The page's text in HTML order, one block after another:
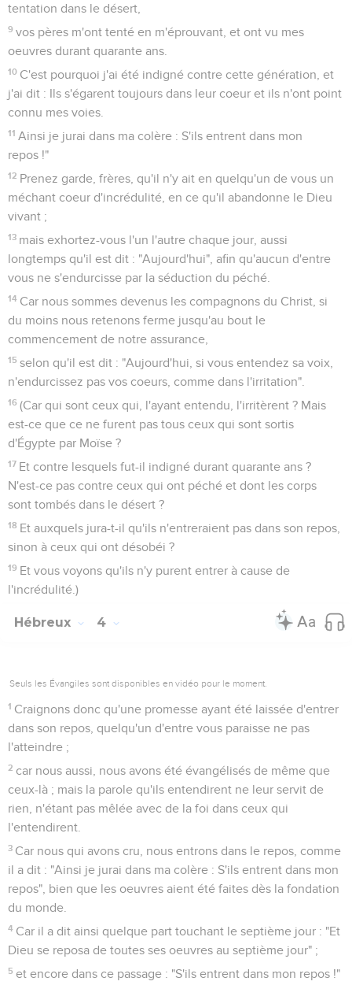
tentation dans le désert,
9 vos pères m'ont tenté en m'éprouvant, et ont vu mes
oeuvres durant quarante ans.
10 C'est pourquoi j'ai été indigné contre cette génération, et
j'ai dit : Ils s'égarent toujours dans leur coeur et ils n'ont point
connu mes voies.
11 Ainsi je jurai dans ma colère : S'ils entrent dans mon
repos !"
12 Prenez garde, frères, qu'il n'y ait en quelqu'un de vous un
méchant coeur d'incrédulité, en ce qu'il abandonne le Dieu
vivant ;
13 mais exhortez-vous l'un l'autre chaque jour, aussi
longtemps qu'il est dit : "Aujourd'hui", afin qu'aucun d'entre
vous ne s'endurcisse par la séduction du péché.
14 Car nous sommes devenus les compagnons du Christ, si
du moins nous retenons ferme jusqu'au bout le
commencement de notre assurance,
15 selon qu'il est dit : "Aujourd'hui, si vous entendez sa voix,
n'endurcissez pas vos coeurs, comme dans l'irritation".
16 (Car qui sont ceux qui, l'ayant entendu, l'irritèrent ? Mais
est-ce que ce ne furent pas tous ceux qui sont sortis
d'Égypte par Moïse ?
17 Et contre lesquels fut-il indigné durant quarante ans ?
N'est-ce pas contre ceux qui ont péché et dont les corps
sont tombés dans le désert ?
18 Et auxquels jura-t-il qu'ils n'entreraient pas dans son repos,
sinon à ceux qui ont désobéi ?
19 Et vous voyons qu'ils n'y purent entrer à cause de
l'incrédulité.)
Hébreux 4
Seuls les Évangiles sont disponibles en vidéo pour le moment.
1 Craignons donc qu'une promesse ayant été laissée d'entrer
dans son repos, quelqu'un d'entre vous paraisse ne pas
l'atteindre ;
2 car nous aussi, nous avons été évangélisés de même que
ceux-là ; mais la parole qu'ils entendirent ne leur servit de
rien, n'étant pas mêlée avec de la foi dans ceux qui
l'entendirent.
3 Car nous qui avons cru, nous entrons dans le repos, comme
il a dit : "Ainsi je jurai dans ma colère : S'ils entrent dans mon
repos", bien que les oeuvres aient été faites dès la fondation
du monde.
4 Car il a dit ainsi quelque part touchant le septième jour : "Et
Dieu se reposa de toutes ses oeuvres au septième jour" ;
5 et encore dans ce passage : "S'ils entrent dans mon repos !"